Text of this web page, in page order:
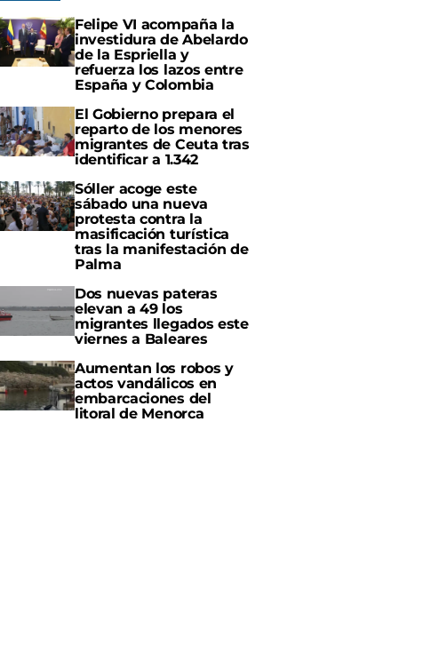
Felipe VI acompaña la
investidura de Abelardo
de la Espriella y
refuerza los lazos entre
España y Colombia
El Gobierno prepara el
reparto de los menores
migrantes de Ceuta tras
identificar a 1.342
Sóller acoge este
sábado una nueva
protesta contra la
masificación turística
tras la manifestación de
Palma
Dos nuevas pateras
elevan a 49 los
migrantes llegados este
viernes a Baleares
Aumentan los robos y
actos vandálicos en
embarcaciones del
litoral de Menorca